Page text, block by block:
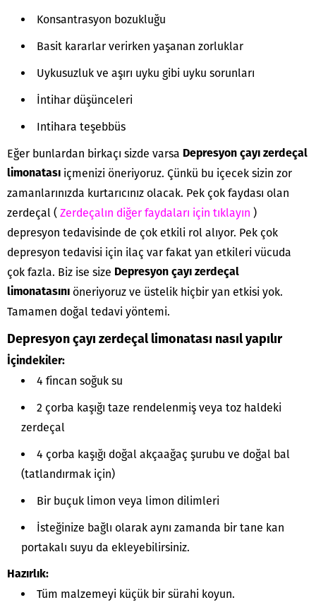
Konsantrasyon bozukluğu
Basit kararlar verirken yaşanan zorluklar
Uykusuzluk ve aşırı uyku gibi uyku sorunları
İntihar düşünceleri
Intihara teşebbüs
Eğer bunlardan birkaçı sizde varsa Depresyon çayı zerdeçal
limonatası içmenizi öneriyoruz. Çünkü bu içecek sizin zor
zamanlarınızda kurtarıcınız olacak. Pek çok faydası olan
zerdeçal ( Zerdeçalın diğer faydaları için tıklayın )
depresyon tedavisinde de çok etkili rol alıyor. Pek çok
depresyon tedavisi için ilaç var fakat yan etkileri vücuda
çok fazla. Biz ise size Depresyon çayı zerdeçal
limonatasını öneriyoruz ve üstelik hiçbir yan etkisi yok.
Tamamen doğal tedavi yöntemi.
Depresyon çayı zerdeçal limonatası nasıl yapılır
İçindekiler:
4 fincan soğuk su
2 çorba kaşığı taze rendelenmiş veya toz haldeki
zerdeçal
4 çorba kaşığı doğal akçaağaç şurubu ve doğal bal
(tatlandırmak için)
Bir buçuk limon veya limon dilimleri
İsteğinize bağlı olarak aynı zamanda bir tane kan
portakalı suyu da ekleyebilirsiniz.
Hazırlık:
Tüm malzemeyi küçük bir sürahi koyun.